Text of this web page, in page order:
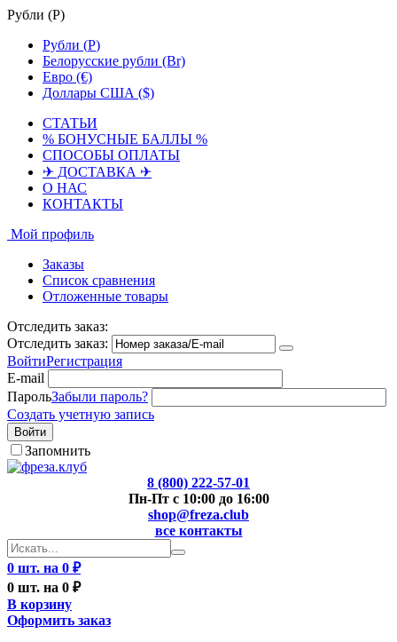
Рубли (Р)
Рубли (Р)
Белорусские рубли (Br)
Евро (€)
Доллары США ($)
СТАТЬИ
% БОНУСНЫЕ БАЛЛЫ %
СПОСОБЫ ОПЛАТЫ
✈ ДОСТАВКА ✈
О НАС
КОНТАКТЫ
Мой профиль
Заказы
Список сравнения
Отложенные товары
Отследить заказ:
Отследить заказ:
ВойтиРегистрация
E-mail
ПарольЗабыли пароль?
Создать учетную запись
Войти
Запомнить
8 (800) 222-57-01
Пн-Пт с 10:00 до 16:00
shop@freza.club
все контакты
0 шт. на 0 ₽
0 шт. на 0 ₽
В корзину
Оформить заказ